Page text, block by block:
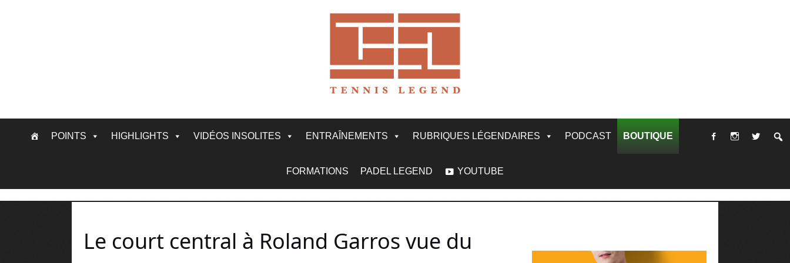
POINTS HIGHLIGHTS VIDÉOS INSOLITES ENTRAÎNEMENTS RUBRIQUES LÉGENDAIRES PODCAST BOUTIQUE
FORMATIONS PADEL LEGEND YOUTUBE
Le court central à Roland Garros vue du